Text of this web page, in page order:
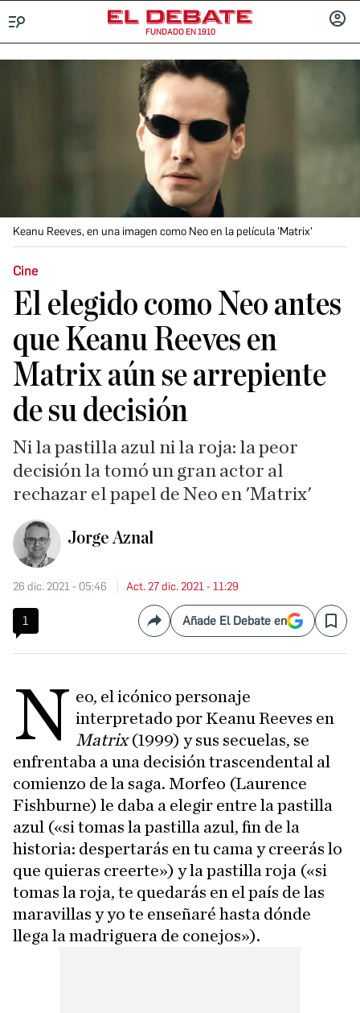
FUNDADO EN 1910
Keanu Reeves, en una imagen como Neo en la película 'Matrix'
Cine
El elegido como Neo antes
que Keanu Reeves en
Matrix aún se arrepiente
de su decisión
Ni la pastilla azul ni la roja: la peor
decisión la tomó un gran actor al
rechazar el papel de Neo en 'Matrix'
Jorge Aznal
26 dic. 2021 - 05:46 Act. 27 dic. 2021 - 11:29
1 CompartirAñade El Debate en Save
N eo, el icónico personaje
interpretado por Keanu Reeves en
Matrix(1999) y sus secuelas, se
enfrentaba a una decisión trascendental al
comienzo de la saga. Morfeo (Laurence
Fishburne) le daba a elegir entre la pastilla
azul («si tomas la pastilla azul, fin de la
historia: despertarás en tu cama y creerás lo
que quieras creerte») y la pastilla roja («si
tomas la roja, te quedarás en el país de las
maravillas y yo te enseñaré hasta dónde
llega la madriguera de conejos»).